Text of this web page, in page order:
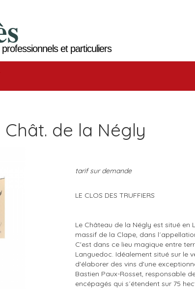
et particuliers
Chât. de la Négly
tarif sur demande
LE CLOS DES TRUFFIERS
Le Château de la Négly est situé
massif de la Clape, dans
C'est dans ce lieu magique entre
Languedoc. Idéalement situé sur le
d'élaborer des vins d'une
Bastien Paux-Rosset, responsable
encépagés qui s´étendent sur 75